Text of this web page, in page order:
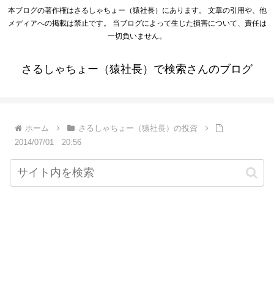
本ブログの著作権はさるしゃちょー（猿社長）にあります。 文章の引用や、他
メディアへの掲載は禁止です。 当ブログによって生じた損害について、責任は
一切負いません。
さるしゃちょー（猿社長）で検索さんのブログ
ホーム
さるしゃちょー（猿社長）の投資
2014/07/01 20:56